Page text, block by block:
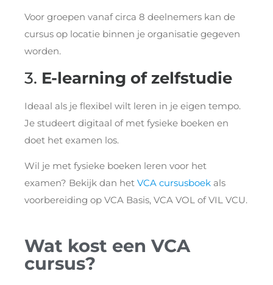
Voor groepen vanaf circa 8 deelnemers kan de
cursus op locatie binnen je organisatie gegeven
worden.
3. E-learning of zelfstudie
Ideaal als je flexibel wilt leren in je eigen tempo.
Je studeert digitaal of met fysieke boeken en
doet het examen los.
Wil je met fysieke boeken leren voor het
examen? Bekijk dan het VCA cursusboek als
voorbereiding op VCA Basis, VCA VOL of VIL VCU.
Wat kost een VCA
cursus?